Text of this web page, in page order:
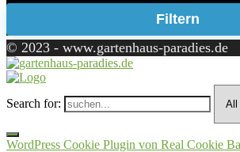
Filtern
© 2023 - www.gartenhaus-paradies.de
Search for:
WordPress Cookie Plugin von Real Cookie